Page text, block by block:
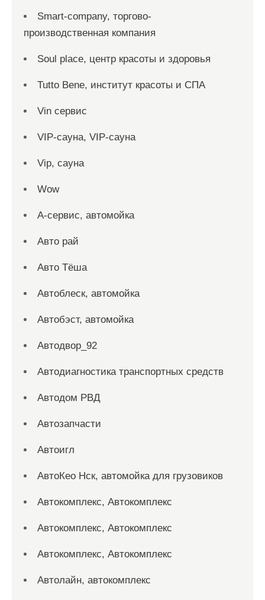
Smart-company, торгово-
производственная компания
Soul place, центр красоты и здоровья
Tutto Bene, институт красоты и СПА
Vin сервис
VIP-сауна, VIP-сауна
Vip, сауна
Wow
А-сервис, автомойка
Авто рай
Авто Тёша
Автоблеск, автомойка
Автобэст, автомойка
Автодвор_92
Автодиагностика транспортных средств
Автодом РВД
Автозапчасти
Автоигл
АвтоКео Нск, автомойка для грузовиков
Автокомплекс, Автокомплекс
Автокомплекс, Автокомплекс
Автокомплекс, Автокомплекс
Автолайн, автокомплекс